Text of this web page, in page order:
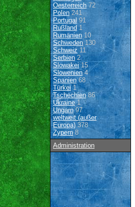
Oesterreich 72
Polen241
Portugal 91
Rußland1
Rumänien10
Schweden 130
Schweiz 11
Serbien 2
Slowakei 15
Slowenien4
Spanien68
Türkei1
Tschechien86
Ukraine1
Ungarn97
weltweit (außer
Europa)378
Zypern8
Administration